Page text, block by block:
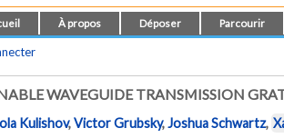
À propos Déposer Parcourir
WAVEGUIDE TRANSMISSION
Kulishov,Victor Grubsky,Joshua Schwartz,